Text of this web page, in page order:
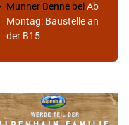
Munner Benne beiAb
Montag: Baustelle an
der B15